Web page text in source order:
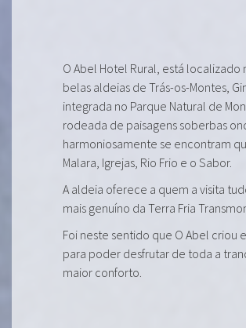
O Abel Hotel Rural, está localizado
belas aldeias de Trás-os-Montes,
integrada no Parque Natural de
rodeada de paisagens soberbas
harmoniosamente se encontram
Malara, Igrejas, Rio Frio e o Sabor.
A aldeia oferece a quem a visita
mais genuíno da Terra Fria
Foi neste sentido que O Abel criou
para poder desfrutar de toda a
maior conforto.